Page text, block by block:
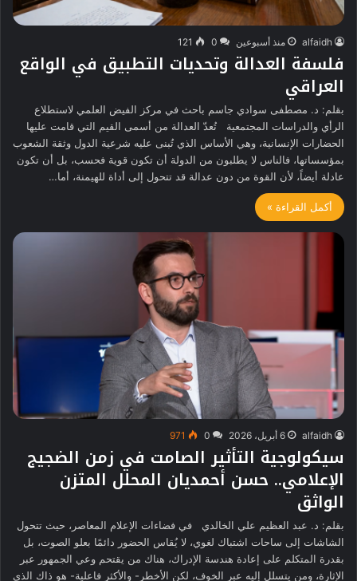
alfaidh منذ أسبوعين 0
121
فلسفة العدالة وتحديات التطبيق في الواقع
العراقي
بقلم: د. مصطفى سوادي جاسم باحث في مركز الفيض العلمي لاستطلاع
الرأي والدراسات المجتمعية تُعدّ العدالة من أسمى القيم التي قامت عليها
الحضارات الإنسانية، وهي الأساس الذي تُبنى عليه شرعية الدول وثقة الشعوب
بمؤسساتها، فالناس لا يطلبون من الدولة أن تكون قوية فحسب، بل أن تكون
عادلة أيضاً، لأن القوة من دون عدالة قد تتحول إلى أداة للهيمنة، أما…
أكمل القراءة »
alfaidh 6 أبريل، 2026 0
971
سيكولوجية التأثير الصامت في زمن الضجيج
الإعلامي.. حسن أحمديان المحلل المتزن
الواثق
بقلم: د. عبد العظيم علي الخالدي في فضاءات الإعلام المعاصر، حيث تتحول
الشاشات إلى ساحات اشتباك لغوي، لا يُقاس الحضور دائمًا بعلو الصوت، بل
بقدرة المتكلم على إعادة هندسة الإدراك، هناك من يقتحم وعي الجمهور عبر
الإثارة، ومن يتسلل إليه عبر الخوف، لكن الأخطر- والأكثر فاعلية- هو ذاك الذي